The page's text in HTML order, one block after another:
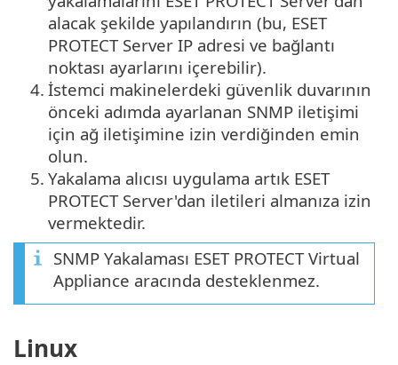
alacak şekilde yapılandırın (bu, ESET
PROTECT Server IP adresi ve bağlantı
noktası ayarlarını içerebilir).
4. İstemci makinelerdeki güvenlik duvarının
önceki adımda ayarlanan SNMP iletişimi
için ağ iletişimine izin verdiğinden emin
olun.
5. Yakalama alıcısı uygulama artık ESET
PROTECT Server'dan iletileri almanıza izin
vermektedir.
SNMP Yakalaması ESET PROTECT Virtual
Appliance aracında desteklenmez.
Linux